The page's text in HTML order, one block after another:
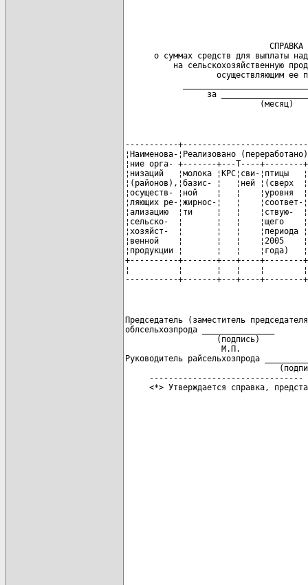
                              СПРАВКА
о суммах средств для выплаты
на сельскохозяйственную
осуществляющим ее
за
                            (месяц)
-----------
¦Наименова-¦Реализовано
¦ние орга- +-------+---T----
¦низаций   ¦молока ¦КРС¦сви-¦птицы
¦(районов),¦базис- ¦   ¦ней ¦(сверх
¦осуществ- ¦ной    ¦   ¦    ¦уровня
¦ляющих ре-¦жирнос-¦   ¦
¦ализацию  ¦ти     ¦   ¦    ¦ствую-
¦сельско-  ¦       ¦   ¦    ¦щего    ¦
¦хозяйст-  ¦       ¦   ¦
¦венной    ¦       ¦   ¦    ¦2005
¦продукции ¦       ¦   ¦
+----------+-------+---+----+--------
¦          ¦       ¦   ¦    ¦
-----------+-------+---+----+--------
Председатель (заместитель
облсельхозпрода _______________
(подпись)
                    М.П.
Руководитель райсельхозпрода
     --------------------------------